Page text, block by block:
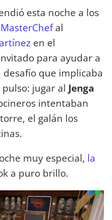
esta noche a los
MasterChefal
en el
para ayudar a
que implicaba
jugar al Jenga
intentaban
el galán los
muy especial, la
a puro brillo.